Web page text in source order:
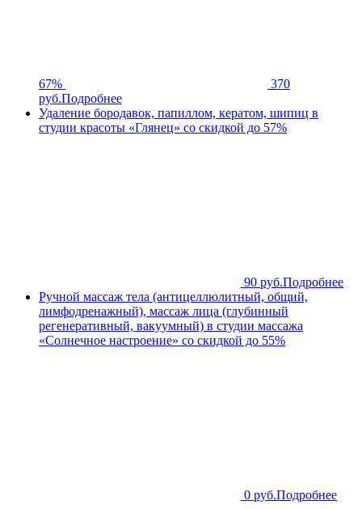
67%
370
руб.Подробнее
Удаление бородавок, папиллом, кератом, шипиц в
студии красоты «Глянец» со скидкой до 57%
90 руб.Подробнее
Ручной массаж тела (антицеллюлитный, общий,
лимфодренажный), массаж лица (глубинный
регенеративный, вакуумный) в студии массажа
«Солнечное настроение» со скидкой до 55%
0 руб.Подробнее